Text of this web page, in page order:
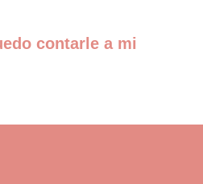
contarle a mi